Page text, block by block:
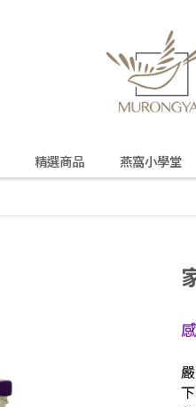
精選商品 燕窩小學堂